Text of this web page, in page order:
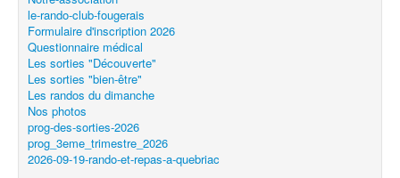
le-rando-club-fougerais
Formulaire d'inscription 2026
Questionnaire médical
Les sorties "Découverte"
Les sorties "bien-être"
Les randos du dimanche
Nos photos
prog-des-sorties-2026
prog_3eme_trimestre_2026
2026-09-19-rando-et-repas-a-quebriac